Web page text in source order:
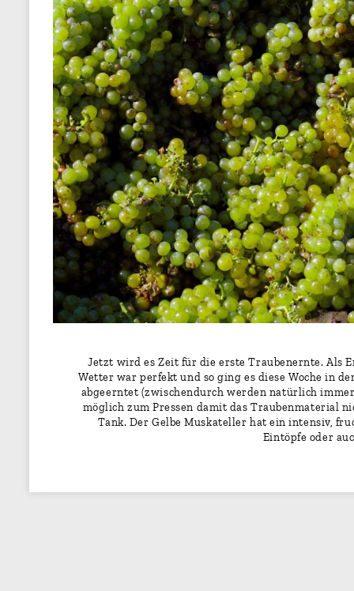
Jetzt wird es Zeit für die erste Traubenernte. Als
Wetter war perfekt und so ging es diese Woche in
abgeerntet (zwischendurch werden natürlich
möglich zum Pressen damit das Traubenmaterial
Tank. Der Gelbe Muskateller hat ein intensiv,
Eintöpfe oder